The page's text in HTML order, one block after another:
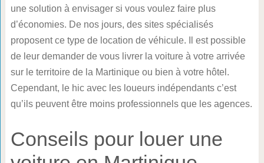
une solution à envisager si vous voulez faire plus
d’économies. De nos jours, des sites spécialisés
proposent ce type de location de véhicule. Il est possible
de leur demander de vous livrer la voiture à votre arrivée
sur le territoire de la Martinique ou bien à votre hôtel.
Cependant, le hic avec les loueurs indépendants c’est
qu’ils peuvent être moins professionnels que les agences.
Conseils pour louer une